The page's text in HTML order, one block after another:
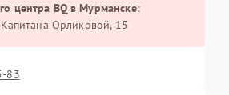
центра BQ в Мурманске:
Орликовой, 15
83